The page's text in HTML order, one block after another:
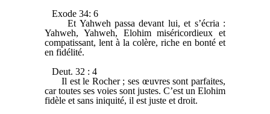
Exode 34: 6
Et Yahweh passa devant lui, et s’écria :
Yahweh, Yahweh, Elohim miséricordieux et
compatissant, lent à la colère, riche en bonté et
en fidélité.
Deut. 32 : 4
Il est le Rocher ; ses œuvres sont parfaites,
car toutes ses voies sont justes. C’est un Elohim
fidèle et sans iniquité, il est juste et droit.